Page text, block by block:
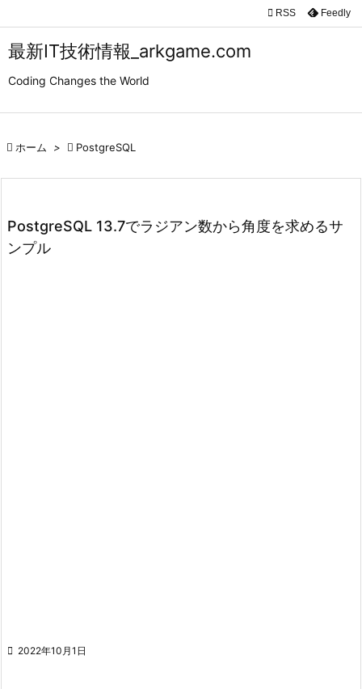
最新IT技術情報_arkgame.com
Coding Changes the World


検索
 RSS Feedly
 ホーム >  PostgreSQL
PostgreSQL 13.7でラジアン数から角度を求めるサ
ンプル
 2022年10月1日